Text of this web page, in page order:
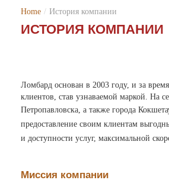
Home / История компании
ИСТОРИЯ КОМПАНИИ
Ломбард основан в 2003 году, и за
клиентов, став узнаваемой маркой. На
Петропавловска, а также города
предоставление своим клиентам
и доступности услуг, максимальной
Миссия компании